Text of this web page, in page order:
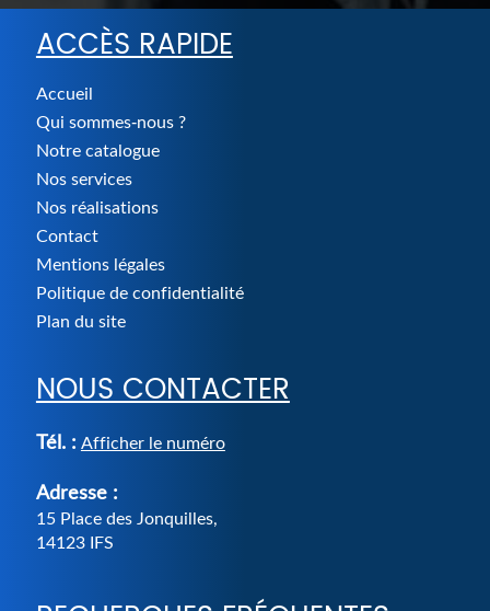
ACCÈS RAPIDE
Accueil
Qui sommes-nous ?
Notre catalogue
Nos services
Nos réalisations
Contact
Mentions légales
Politique de confidentialité
Plan du site
NOUS CONTACTER
Tél. : Afficher le numéro
Adresse :
15 Place des Jonquilles,
14123 IFS